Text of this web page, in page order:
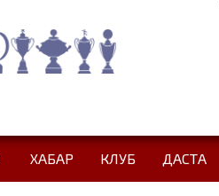
ХАБАР КЛУБ ДАСТА